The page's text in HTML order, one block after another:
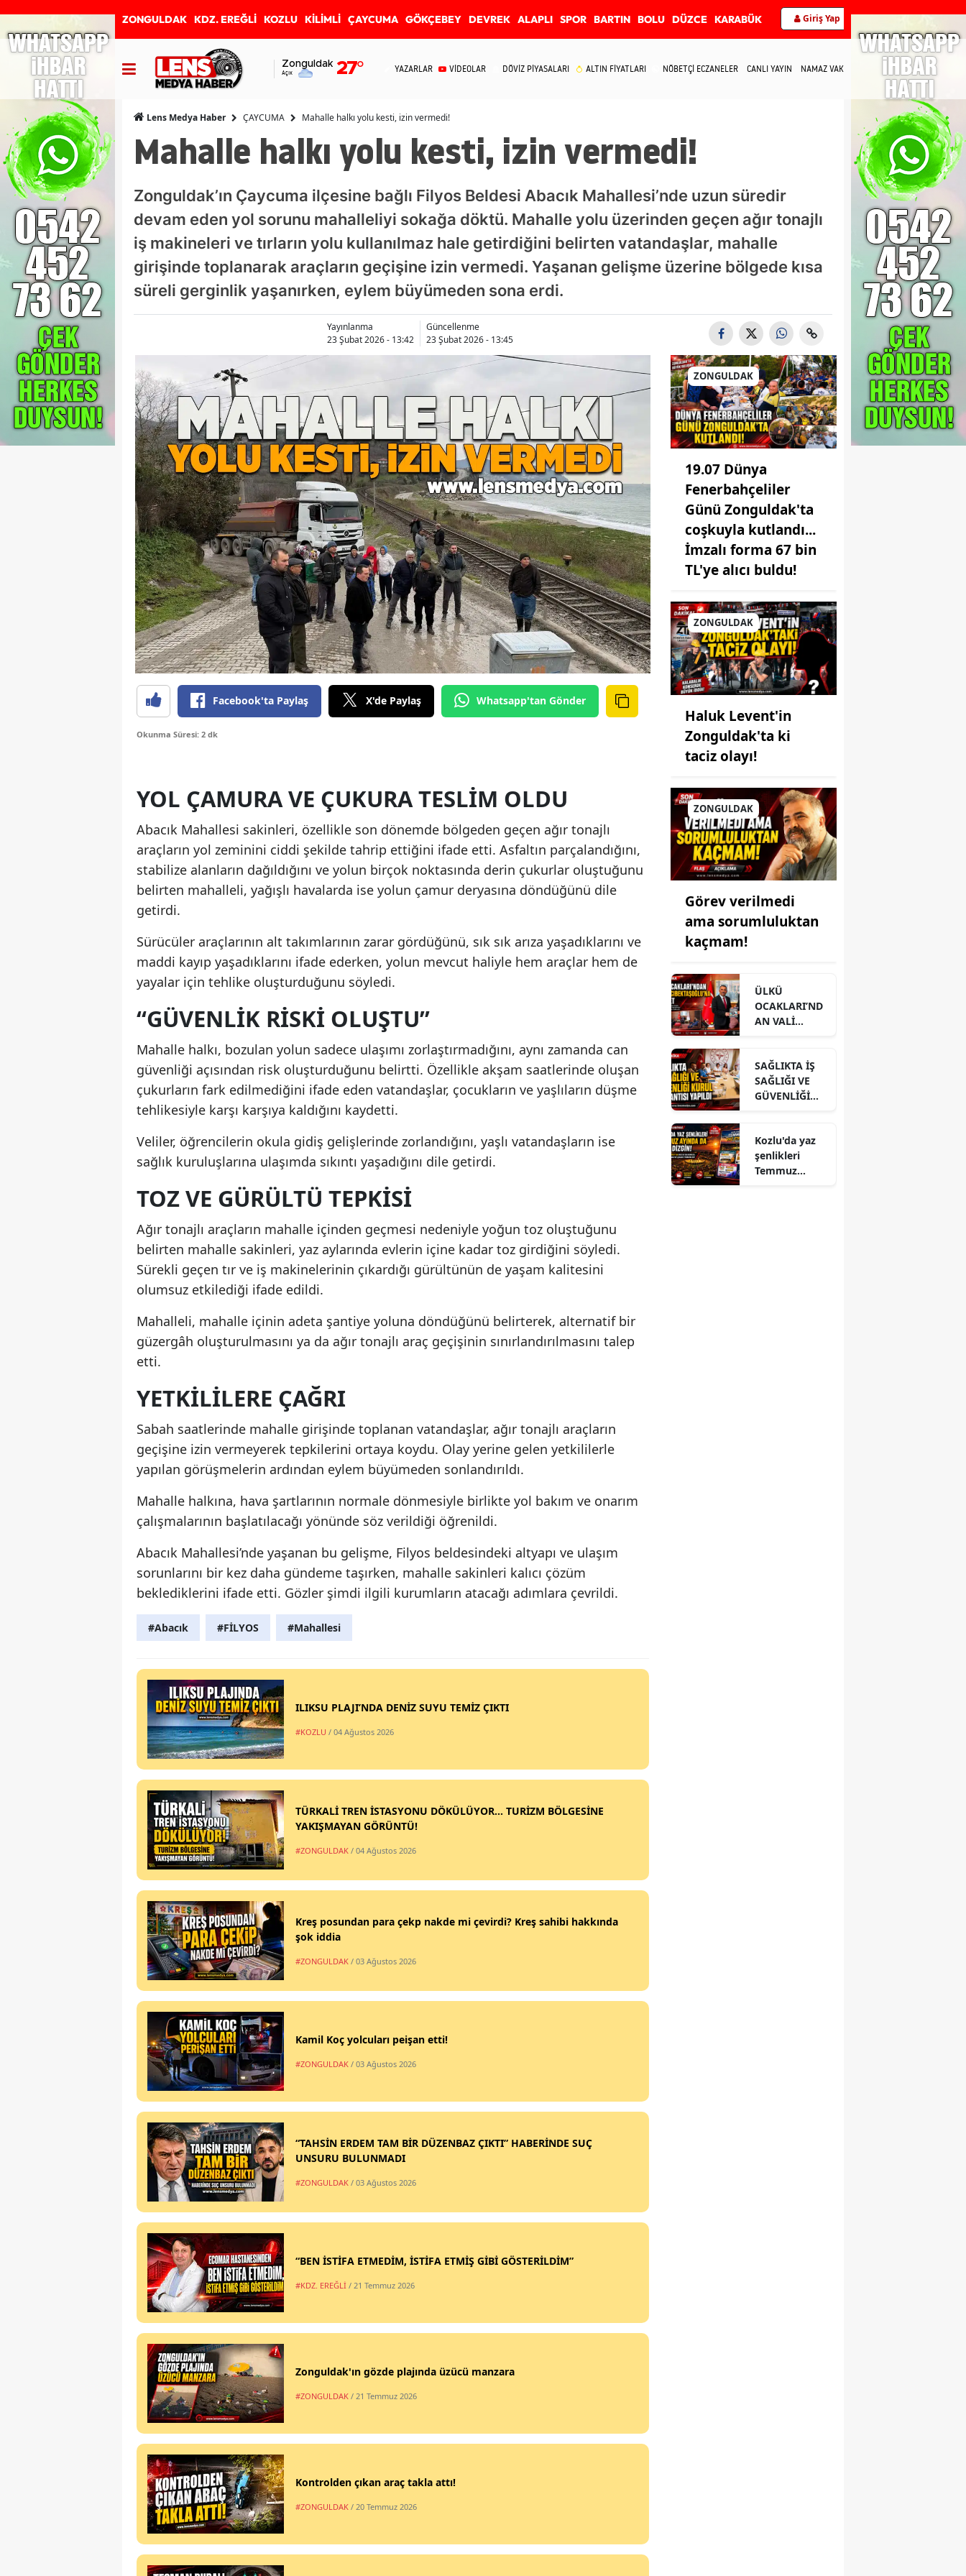
ZONGULDAK KDZ. EREĞLİ KOZLU KİLİMLİ ÇAYCUMA GÖKÇEBEY DEVREK ALAPLI SPOR BARTIN BOLU DÜZCE KARABÜK Giriş Yap
Zonguldak
Açık 27° YAZARLAR VİDEOLAR DÖVİZ PİYASALARI ALTIN FİYATLARI NÖBETÇİ ECZANELER CANLI YAYIN NAMAZ VAKİTLERİ İLETİŞİM
Lens Medya Haber ÇAYCUMA Mahalle halkı yolu kesti, izin vermedi!
Mahalle halkı yolu kesti, izin vermedi!
Zonguldak’ın Çaycuma ilçesine bağlı Filyos Beldesi Abacık Mahallesi’nde uzun süredir
devam eden yol sorunu mahalleliyi sokağa döktü. Mahalle yolu üzerinden geçen ağır tonajlı
iş makineleri ve tırların yolu kullanılmaz hale getirdiğini belirten vatandaşlar, mahalle
girişinde toplanarak araçların geçişine izin vermedi. Yaşanan gelişme üzerine bölgede kısa
süreli gerginlik yaşanırken, eylem büyümeden sona erdi.
Yayınlanma
23 Şubat 2026 - 13:42
Güncellenme
23 Şubat 2026 - 13:45
Facebook'ta Paylaş X'de Paylaş Whatsapp'tan Gönder
Okunma Süresi: 2 dk
YOL ÇAMURA VE ÇUKURA TESLIM OLDU
Abacık Mahallesi sakinleri, özellikle son dönemde bölgeden geçen ağır tonajlı
araçların yol zeminini ciddi şekilde tahrip ettiğini ifade etti. Asfaltın parçalandığını,
stabilize alanların dağıldığını ve yolun birçok noktasında derin çukurlar oluştuğunu
belirten mahalleli, yağışlı havalarda ise yolun çamur deryasına döndüğünü dile
getirdi.
Sürücüler araçlarının alt takımlarının zarar gördüğünü, sık sık arıza yaşadıklarını ve
maddi kayıp yaşadıklarını ifade ederken, yolun mevcut haliyle hem araçlar hem de
yayalar için tehlike oluşturduğunu söyledi.
“GÜVENLIK RISKI OLUŞTU”
Mahalle halkı, bozulan yolun sadece ulaşımı zorlaştırmadığını, aynı zamanda can
güvenliği açısından risk oluşturduğunu belirtti. Özellikle akşam saatlerinde oluşan
çukurların fark edilmediğini ifade eden vatandaşlar, çocukların ve yaşlıların düşme
tehlikesiyle karşı karşıya kaldığını kaydetti.
Veliler, öğrencilerin okula gidiş gelişlerinde zorlandığını, yaşlı vatandaşların ise
sağlık kuruluşlarına ulaşımda sıkıntı yaşadığını dile getirdi.
TOZ VE GÜRÜLTÜ TEPKISI
Ağır tonajlı araçların mahalle içinden geçmesi nedeniyle yoğun toz oluştuğunu
belirten mahalle sakinleri, yaz aylarında evlerin içine kadar toz girdiğini söyledi.
Sürekli geçen tır ve iş makinelerinin çıkardığı gürültünün de yaşam kalitesini
olumsuz etkilediği ifade edildi.
Mahalleli, mahalle içinin adeta şantiye yoluna döndüğünü belirterek, alternatif bir
güzergâh oluşturulmasını ya da ağır tonajlı araç geçişinin sınırlandırılmasını talep
etti.
YETKILILERE ÇAĞRI
Sabah saatlerinde mahalle girişinde toplanan vatandaşlar, ağır tonajlı araçların
geçişine izin vermeyerek tepkilerini ortaya koydu. Olay yerine gelen yetkililerle
yapılan görüşmelerin ardından eylem büyümeden sonlandırıldı.
Mahalle halkına, hava şartlarının normale dönmesiyle birlikte yol bakım ve onarım
çalışmalarının başlatılacağı yönünde söz verildiği öğrenildi.
Abacık Mahallesi’nde yaşanan bu gelişme, Filyos beldesindeki altyapı ve ulaşım
sorunlarını bir kez daha gündeme taşırken, mahalle sakinleri kalıcı çözüm
beklediklerini ifade etti. Gözler şimdi ilgili kurumların atacağı adımlara çevrildi.
#Abacık #FİLYOS #Mahallesi
ILIKSU PLAJI’NDA DENİZ SUYU TEMİZ ÇIKTI
#KOZLU / 04 Ağustos 2026
TÜRKALİ TREN İSTASYONU DÖKÜLÜYOR... TURİZM BÖLGESİNE
YAKIŞMAYAN GÖRÜNTÜ!
#ZONGULDAK / 04 Ağustos 2026
Kreş posundan para çekp nakde mi çevirdi? Kreş sahibi hakkında
şok iddia
#ZONGULDAK / 03 Ağustos 2026
Kamil Koç yolcuları peişan etti!
#ZONGULDAK / 03 Ağustos 2026
“TAHSİN ERDEM TAM BİR DÜZENBAZ ÇIKTI” HABERİNDE SUÇ
UNSURU BULUNMADI
#ZONGULDAK / 03 Ağustos 2026
“BEN İSTİFA ETMEDİM, İSTİFA ETMİŞ GİBİ GÖSTERİLDİM”
#KDZ. EREĞLİ / 21 Temmuz 2026
Zonguldak'ın gözde plajında üzücü manzara
#ZONGULDAK / 21 Temmuz 2026
Kontrolden çıkan araç takla attı!
#ZONGULDAK / 20 Temmuz 2026
ZONGULDAK
19.07 Dünya
Fenerbahçeliler
Günü Zonguldak'ta
coşkuyla kutlandı...
İmzalı forma 67 bin
TL'ye alıcı buldu!
ZONGULDAK
Haluk Levent'in
Zonguldak'ta ki
taciz olayı!
ZONGULDAK
Görev verilmedi
ama sorumluluktan
kaçmam!
ÜLKÜ
OCAKLARI’ND
AN VALİ
ZİYARET
SAĞLIKTA İŞ
SAĞLIĞI VE
GÜVENLİĞİ
YAPILDI
Kozlu'da yaz
şenlikleri
Temmuz